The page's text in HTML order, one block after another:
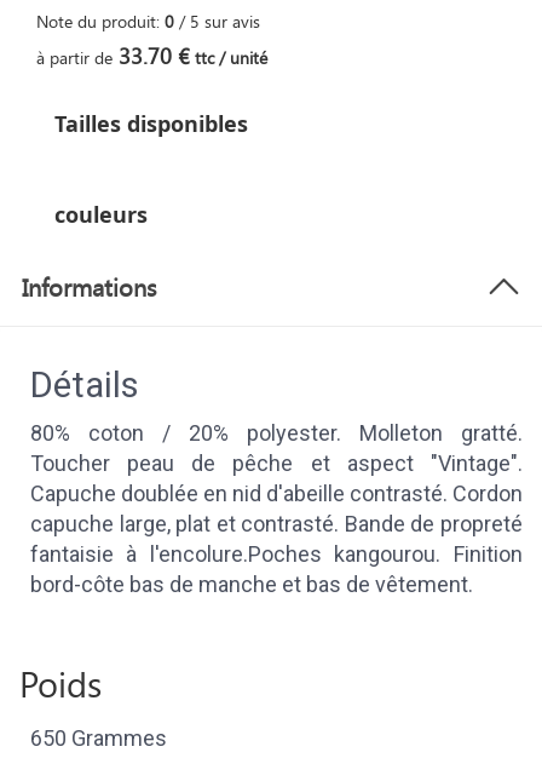
Note du produit: 0 / 5 sur avis
à partir de 33.70 € ttc / unité
Tailles disponibles
couleurs
Informations
Détails
80% coton / 20% polyester. Molleton gratté.
Toucher peau de pêche et aspect "Vintage".
Capuche doublée en nid d'abeille contrasté. Cordon
capuche large, plat et contrasté. Bande de propreté
fantaisie à l'encolure.Poches kangourou. Finition
bord-côte bas de manche et bas de vêtement.
Poids
650 Grammes